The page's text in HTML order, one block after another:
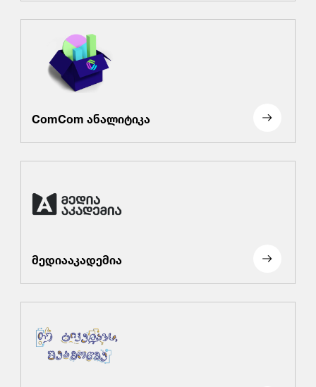
ComCom ანალიტიკა
მედიააკადემია